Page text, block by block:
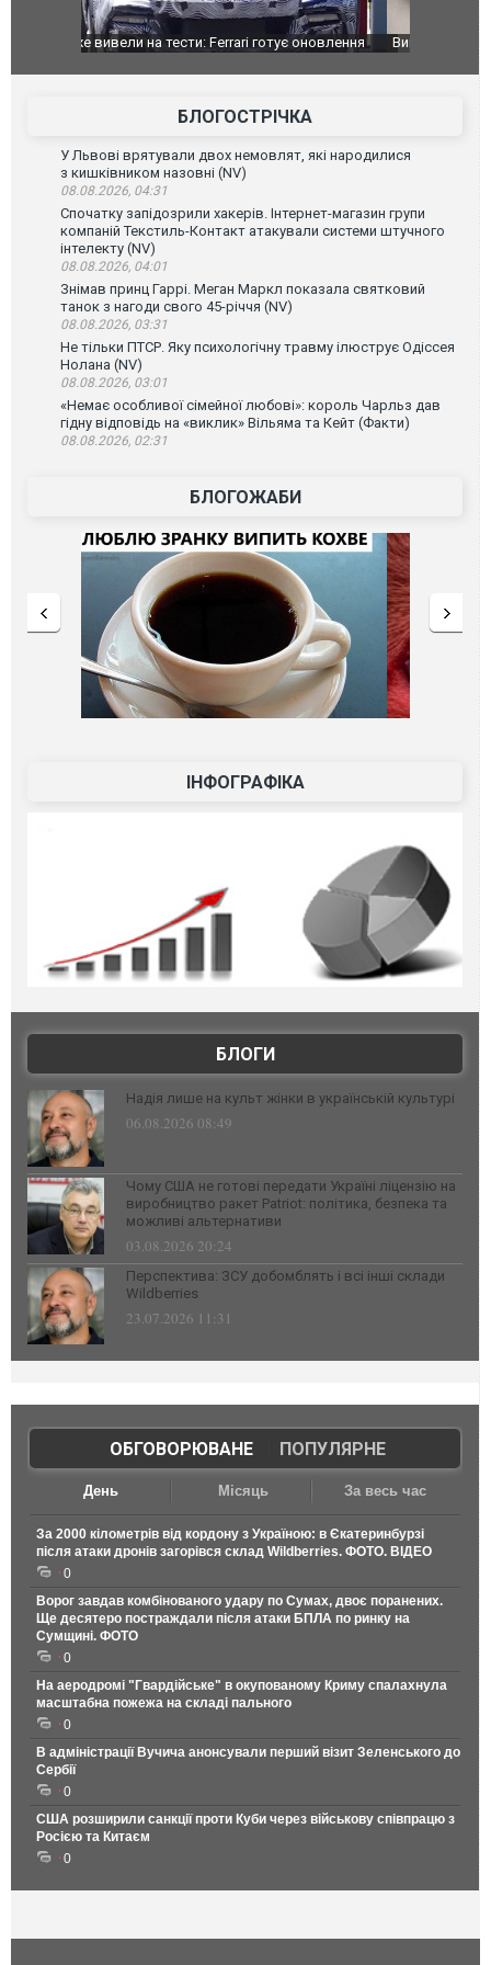
Вийшов трейлер нової екранізації легендарного
БЛОГОСТРІЧКА
У Львові врятували двох немовлят, які народилися
з кишківником назовні (NV)
08.08.2026, 04:31
Спочатку запідозрили хакерів. Інтернет-магазин групи
компаній Текстиль-Контакт атакували системи штучного
інтелекту (NV)
08.08.2026, 04:01
Знімав принц Гаррі. Меган Маркл показала святковий
танок з нагоди свого 45-річчя (NV)
08.08.2026, 03:31
Не тільки ПТСР. Яку психологічну травму ілюструє Одіссея
Нолана (NV)
08.08.2026, 03:01
«Немає особливої сімейної любові»: король Чарльз дав
гідну відповідь на «виклик» Вільяма та Кейт (Факти)
08.08.2026, 02:31
БЛОГОЖАБИ
ІНФОГРАФІКА
БЛОГИ
Надія лише на культ жінки в українській культурі
06.08.2026 08:49
Чому США не готові передати Україні ліцензію на
виробництво ракет Patriot: політика, безпека та
можливі альтернативи
03.08.2026 20:24
Перспектива: ЗСУ добомблять і всі інші склади
Wildberries
23.07.2026 11:31
ОБГОВОРЮВАНЕ| ПОПУЛЯРНЕ
День Місяць За весь час
За 2000 кілометрів від кордону з Україною: в Єкатеринбурзі
після атаки дронів загорівся склад Wildberries. ФОТО. ВІДЕО
0
Ворог завдав комбінованого удару по Сумах, двоє поранених.
Ще десятеро постраждали після атаки БПЛА по ринку на
Сумщині. ФОТО
0
На аеродромі "Гвардійське" в окупованому Криму спалахнула
масштабна пожежа на складі пального
0
В адміністрації Вучича анонсували перший візит Зеленського до
Сербії
0
США розширили санкції проти Куби через військову співпрацю з
Росією та Китаєм
0